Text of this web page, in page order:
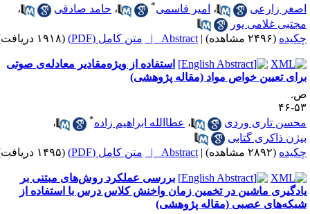
زارعی
،امیر قاسمی ،حامد صادقی
،
غلامی پور
(۲۴۹۶ مشاهده) |
Abstract | متن کامل (PDF) (۱۹۱۸ دریافت)
استفاده از ویژه‌مقادیر معادله‌ی صوتی
تعیین خواص مواد (مقاله پژوهشی)
۴۶
تاری وردی
،عطاالله ابراهیم زاده
،
ذاکری گتابی
(۲۸۹۲ مشاهده) |
Abstract | متن کامل (PDF) (۱۴۹۵ دریافت)
بررسی عملکرد روش‌های مبتنی بر
ماشین در تخمین زمان واخنش کلاس درس با استفاده از
عصبی (مقاله پژوهشی)